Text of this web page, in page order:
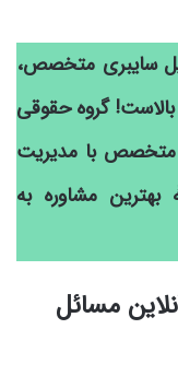
سایبری متخصص،
گروه حقوقی
متخصص با مدیریت
بهترین مشاوره به
مسائل